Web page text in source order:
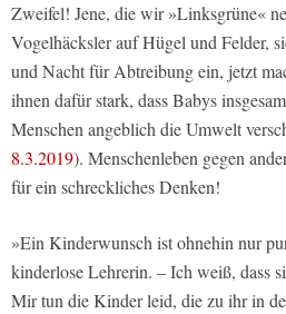
Zweifel! Jene, die wir »Linksgrüne«
Vogelhäcksler auf Hügel und Felder,
und Nacht für Abtreibung ein, jetzt
ihnen dafür stark, dass Babys
Menschen angeblich die Umwelt
8.3.2019). Menschenleben gegen
für ein schreckliches Denken!
»Ein Kinderwunsch ist ohnehin nur
kinderlose Lehrerin. – Ich weiß, dass
Mir tun die Kinder leid, die zu ihr in